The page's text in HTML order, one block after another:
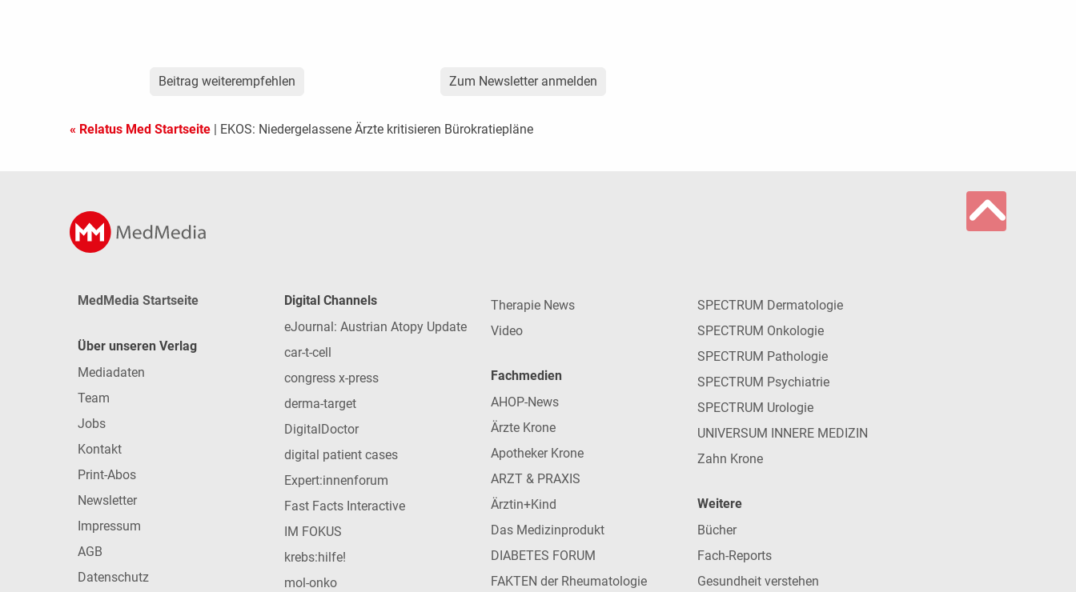
Beitrag weiterempfehlen Zum Newsletter anmelden
« Relatus Med Startseite | EKOS: Niedergelassene Ärzte kritisieren Bürokratiepläne
MedMedia Startseite
Über unseren Verlag
Mediadaten
Team
Jobs
Kontakt
Print-Abos
Newsletter
Impressum
AGB
Datenschutz
Digital Channels
eJournal: Austrian Atopy Update
car-t-cell
congress x-press
derma-target
DigitalDoctor
digital patient cases
Expert:innenforum
Fast Facts Interactive
IM FOKUS
krebs:hilfe!
mol-onko
Therapie News
Video
Fachmedien
AHOP-News
Ärzte Krone
Apotheker Krone
ARZT & PRAXIS
Ärztin+Kind
Das Medizinprodukt
DIABETES FORUM
FAKTEN der Rheumatologie
SPECTRUM Dermatologie
SPECTRUM Onkologie
SPECTRUM Pathologie
SPECTRUM Psychiatrie
SPECTRUM Urologie
UNIVERSUM INNERE MEDIZIN
Zahn Krone
Weitere
Bücher
Fach-Reports
Gesundheit verstehen